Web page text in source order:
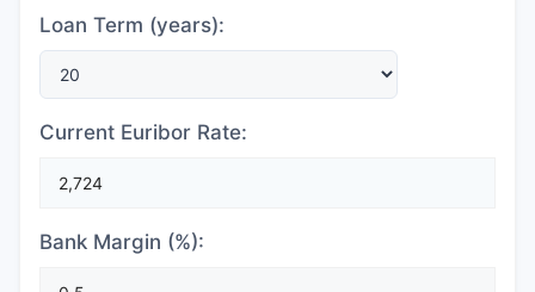
Loan Term (years):
Current Euribor Rate:
Bank Margin (%):